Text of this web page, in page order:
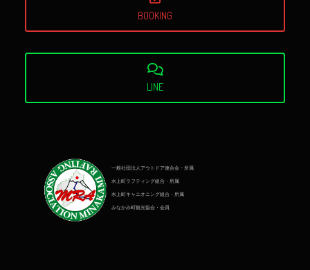
BOOKING
LINE
一般社団法人アウトドア連合会・所属
水上町ラフティング組合・所属
水上町キャニオニング組合・所属
みなかみ町観光協会・会員